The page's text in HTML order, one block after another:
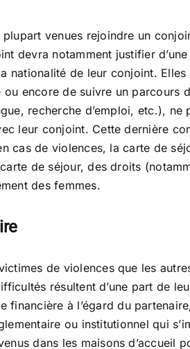
venues rejoindre un
devra notamment justifier
nationalité de leur conjoint.
encore de suivre un parcours
recherche d’emploi, etc.),
leur conjoint. Cette dernière
cas de violences, la carte de
de séjour, des droits
des femmes.
de violences que les
résultent d’une part de
à l’égard du
ou institutionnel qui
dans les maisons d’accueil